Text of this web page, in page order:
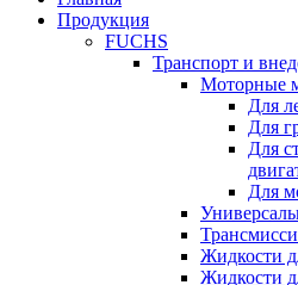
Продукция
FUCHS
Транспорт и
Моторные
Для
Для
Для
Для
Жидкости
Жидкости